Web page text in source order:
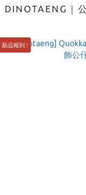
DINOTAENG｜
新品報到 !